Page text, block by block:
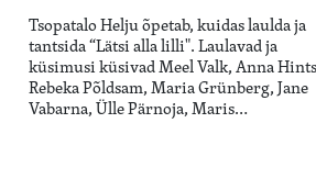
Tsopatalo Helju õpetab, kuidas laulda ja
tantsida “Lätsi alla lilli". Laulavad ja
küsimusi küsivad Meel Valk, Anna
Rebeka Põldsam, Maria Grünberg, Jane
Vabarna, Ülle Pärnoja, Maris…